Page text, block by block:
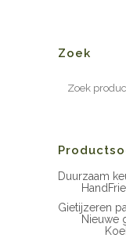
Zoek
Duurzaam
Gietijzeren
Nieuwe